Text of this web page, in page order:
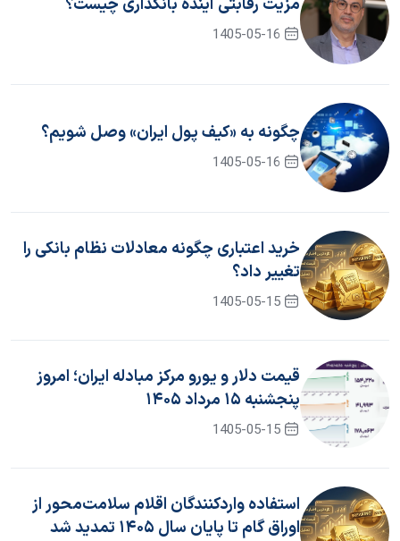
1405-05-16
چگونه به «کیف پول ایران» وصل شویم؟
1405-05-16
خرید اعتباری چگونه معادلات نظام بانکی را
تغییر داد؟
1405-05-15
قیمت دلار و یورو مرکز مبادله ایران؛ امروز
پنجشنبه ۱۵ مرداد ۱۴۰۵
1405-05-15
استفاده واردکنندگان اقلام سلامت‌محور از
اوراق گام تا پایان سال ۱۴۰۵ تمدید شد